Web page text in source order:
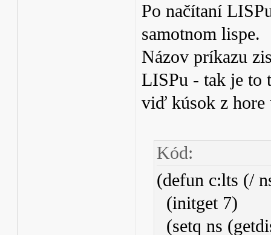
Po načítaní
samotnom lispe.
Názov príkazu
LISPu - tak je to
viď kúsok z hore
Kód:
(defun c:lts (/
(initget 7)
(setq ns